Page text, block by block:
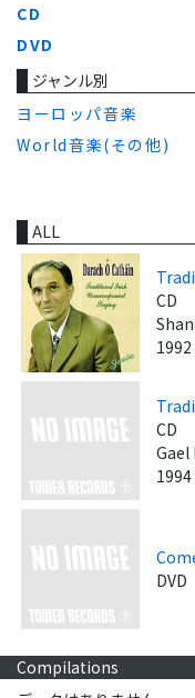
CD
DVD
ジャンル別
ヨーロッパ音楽
World音楽(その他)
ALL
CD
1992
CD
Gael
1994
DVD
Compilations